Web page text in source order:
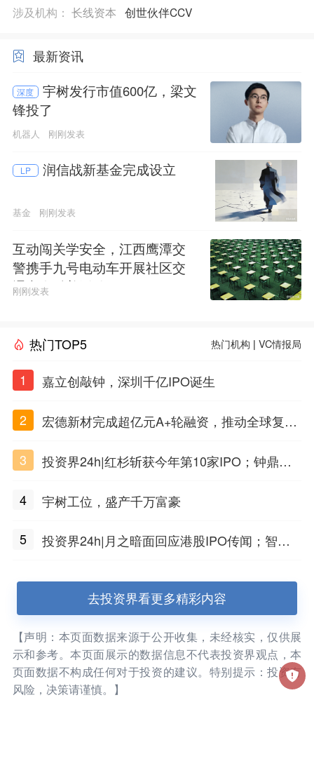
涉及机构： 长线资本 创世伙伴CCV
最新资讯
深度
宇树发行市值600亿，梁文
锋投了
机器人 刚刚发表
LP 润信战新基金完成设立
基金 刚刚发表
互动闯关学安全，江西鹰潭交
警携手九号电动车开展社区交
通安全科普活动
刚刚发表
热门TOP5 热门机构 |VC情报局
1 嘉立创敲钟，深圳千亿IPO诞生
2
宏德新材完成超亿元A+轮融资，推动全球复合
3
投资界24h|红杉斩获今年第10家IPO；钟鼎投
水
4 宇树工位，盛产千万富豪
5
投资界24h|月之暗面回应港股IPO传闻；智元
去投资界看更多精彩内容
【声明：本页面数据来源于公开收集，未经核实，仅供展
示和参考。本页面展示的数据信息不代表投资界观点，本
页面数据不构成任何对于投资的建议。特别提示：投资有
风险，决策请谨慎。】